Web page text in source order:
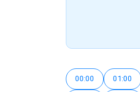
00:00 01:00